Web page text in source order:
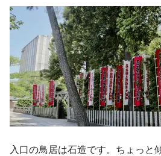
入口の鳥居は石造です。ちょっと